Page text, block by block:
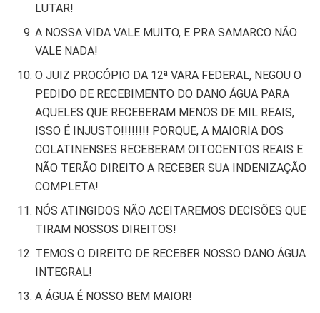
LUTAR!
A NOSSA VIDA VALE MUITO, E PRA SAMARCO NÃO
VALE NADA!
O JUIZ PROCÓPIO DA 12ª VARA FEDERAL, NEGOU O
PEDIDO DE RECEBIMENTO DO DANO ÁGUA PARA
AQUELES QUE RECEBERAM MENOS DE MIL REAIS,
ISSO É INJUSTO!!!!!!!! PORQUE, A MAIORIA DOS
COLATINENSES RECEBERAM OITOCENTOS REAIS E
NÃO TERÃO DIREITO A RECEBER SUA INDENIZAÇÃO
COMPLETA!
NÓS ATINGIDOS NÃO ACEITAREMOS DECISÕES QUE
TIRAM NOSSOS DIREITOS!
TEMOS O DIREITO DE RECEBER NOSSO DANO ÁGUA
INTEGRAL!
A ÁGUA É NOSSO BEM MAIOR!